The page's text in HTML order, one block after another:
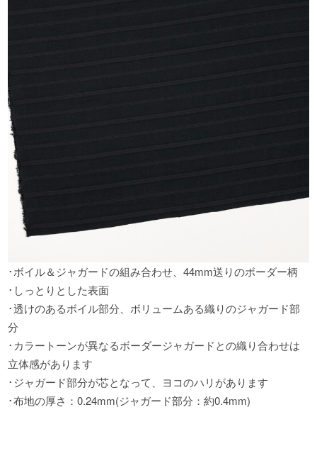
･ボイル＆ジャガードの組み合わせ 、44mm送りのボーダー柄
･しっとりとした表面
･透けのあるボイル部分
ボリュームある織りのジャガード部
分
･カラートーンが異なるボーダージャガードとの織り合わせは
立体感があります
･ジャガード部分が芯となって
ヨコのハリがあります
･布地の厚さ ：0.24mm(ジャガード部分 ：約0.4mm)